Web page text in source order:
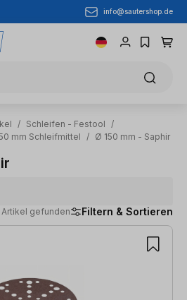
info@sautershop.de
/ Schleifen - Festool
/
mm Schleifmittel / Ø 150 mm - Saphir
Artikel gefunden Filtern & Sortieren